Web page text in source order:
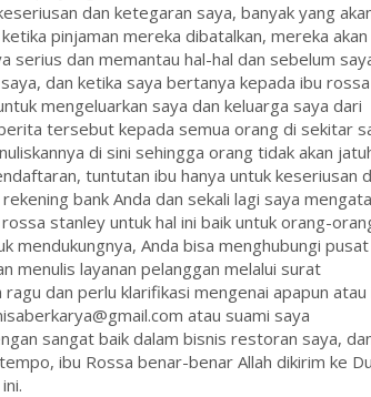
dan ketegaran saya, banyak yang
pinjaman mereka dibatalkan, mereka akan
serius dan memantau hal-hal dan sebelum
dan ketika saya bertanya kepada ibu rossa
mengeluarkan saya dan keluarga saya dari
tersebut kepada semua orang di sekitar
di sini sehingga orang tidak akan
tuntutan ibu hanya untuk keseriusan
bank Anda dan sekali lagi saya
stanley untuk hal ini baik untuk orang-
mendukungnya, Anda bisa menghubungi pusat
menulis layanan pelanggan melalui surat
dan perlu klarifikasi mengenai apapun atau
atau suami saya
sangat baik dalam bisnis restoran saya,
ibu Rossa benar-benar Allah dikirim ke
ini.